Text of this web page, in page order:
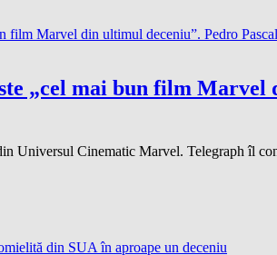
„cel mai bun film Marvel
Universul Cinematic Marvel. Telegraph îl